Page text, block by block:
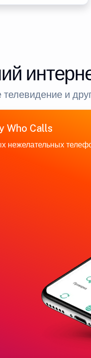
и
Who Calls
нежелательных